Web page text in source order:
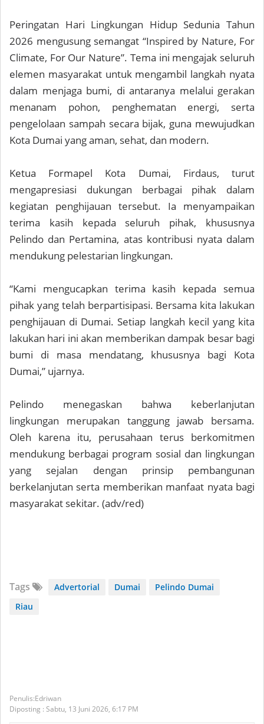
Peringatan Hari Lingkungan Hidup Sedunia Tahun
2026 mengusung semangat “Inspired by Nature, For
Climate, For Our Nature”. Tema ini mengajak seluruh
elemen masyarakat untuk mengambil langkah nyata
dalam menjaga bumi, di antaranya melalui gerakan
menanam pohon, penghematan energi, serta
pengelolaan sampah secara bijak, guna mewujudkan
Kota Dumai yang aman, sehat, dan modern.
Ketua Formapel Kota Dumai, Firdaus, turut
mengapresiasi dukungan berbagai pihak dalam
kegiatan penghijauan tersebut. Ia menyampaikan
terima kasih kepada seluruh pihak, khususnya
Pelindo dan Pertamina, atas kontribusi nyata dalam
mendukung pelestarian lingkungan.
“Kami mengucapkan terima kasih kepada semua
pihak yang telah berpartisipasi. Bersama kita lakukan
penghijauan di Dumai. Setiap langkah kecil yang kita
lakukan hari ini akan memberikan dampak besar bagi
bumi di masa mendatang, khususnya bagi Kota
Dumai,” ujarnya.
Pelindo menegaskan bahwa keberlanjutan
lingkungan merupakan tanggung jawab bersama.
Oleh karena itu, perusahaan terus berkomitmen
mendukung berbagai program sosial dan lingkungan
yang sejalan dengan prinsip pembangunan
berkelanjutan serta memberikan manfaat nyata bagi
masyarakat sekitar. (adv/red)
Tags Advertorial Dumai
Pelindo Dumai
Riau
Edriwan
Diposting : Sabtu, 13 Juni 2026, 6:17 PM